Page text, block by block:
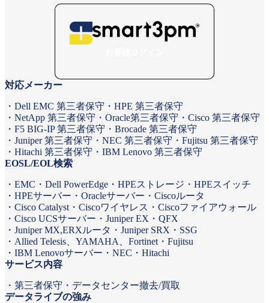
対応メーカー
Dell EMC 第三者保守
HPE 第三者保守
NetApp 第三者保守
Oracle第三者保守
Cisco 第三者保守
F5 BIG-IP 第三者保守
Brocade 第三者保守
Juniper 第三者保守
NEC 第三者保守
Fujitsu 第三者保守
Hitachi 第三者保守
IBM Lenovo 第三者保守
EOSL/EOL検索
EMC Dell PowerEdge HPEストレージ
HPEスイッチ
HPEサーバー
Oracleサーバー
Ciscoルータ
Cisco Catalyst
Ciscoワイヤレス
Ciscoファイアウォール
Cisco UCSサーバー
Juniper EX・QFX
Juniper MX,ERXルータ
Juniper SRX・SSG
Allied Telesis、YAMAHA、Fortinet
Fujitsu
IBM Lenovoサーバー
NEC
Hitachi
サービス内容
第三者保守
データセンター撤去/買取
データライブの強み